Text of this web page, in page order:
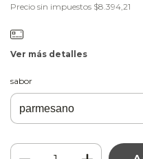
Precio sin impuestos $8.394,21
Ver más detalles
sabor